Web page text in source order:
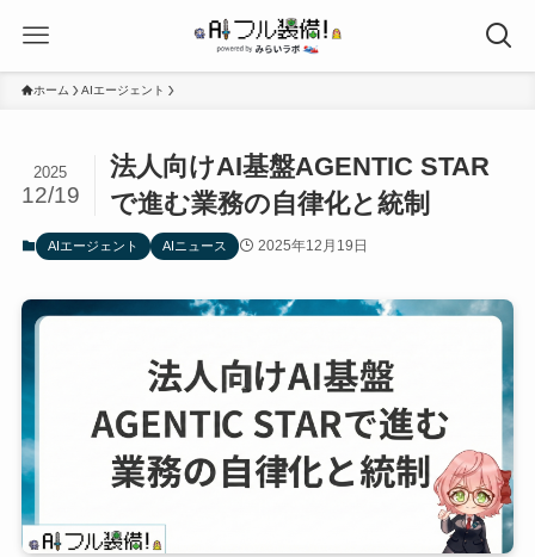
ホーム AIエージェント
法人向けAI基盤AGENTIC STAR
で進む業務の自律化と統制
2025
12/19
AIエージェント AIニュース 2025年12月19日